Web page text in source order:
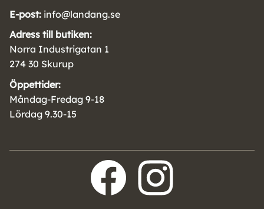
E-post: info@landang.se
Adress till butiken:
Norra Industrigatan 1
274 30 Skurup
Öppettider:
Måndag-Fredag 9-18
Lördag 9.30-15